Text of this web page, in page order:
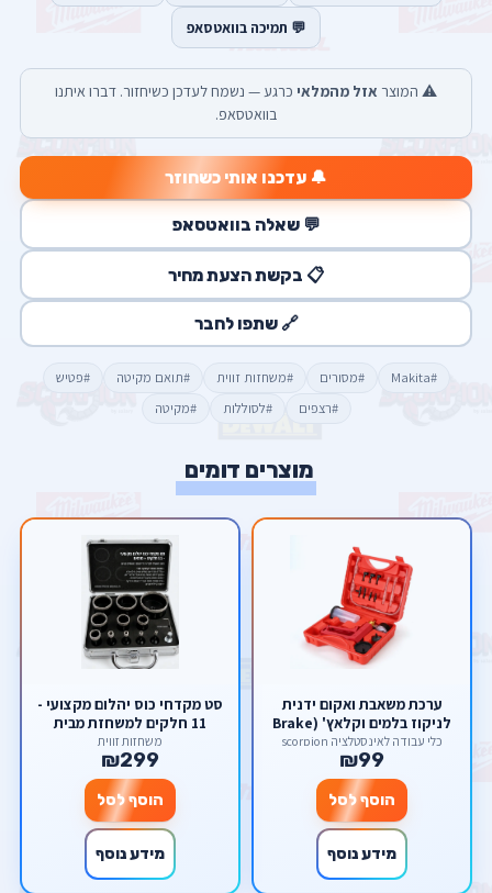
💬 תמיכה בוואטסאפ
⚠️ המוצר אזל מהמלאי כרגע — נשמח לעדכן כשיחזור. דברו איתנו
בוואטסאפ.
🔔 עדכנו אותי כשחוזר
💬 שאלה בוואטסאפ
📋 בקשת הצעת מחיר
🔗 שתפו לחבר
#Makita #מסורים #משחזות זווית #תואם מקיטה
#פטיש
#רצפים
#לסוללות #מקיטה
מוצרים דומים
ערכת משאבת ואקום ידנית
לניקוז בלמים וקלאץ' (Brake
Bleeder Kit) – לעבודה קלה
לאדם אחד מבית סקורפיון
כלי עבודה לאינסטלציה scorpion
₪99
הוסף לסל
מידע נוסף
סט מקדחי כוס יהלום מקצועי -
11 חלקים למשחזת מבית
סקורפיון
משחזות זווית
₪299
הוסף לסל
מידע נוסף